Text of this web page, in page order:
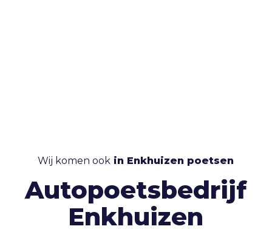
Wij komen ook in Enkhuizen poetsen
Autopoetsbedrijf
Enkhuizen